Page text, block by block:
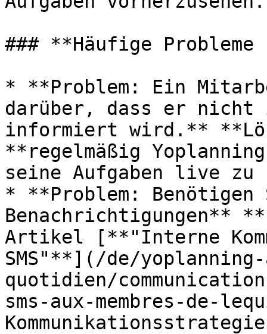
### **Häufige Probleme
* **Problem: Ein
darüber, dass er nicht
informiert wird.**
**regelmäßig
seine Aufgaben live zu
* **Problem: Benötigen
Benachrichtigungen**
Artikel [**"Interne
SMS"**](/de/
quotidien/
sms-aux-membres-de-